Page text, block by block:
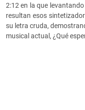
2:12 en la que
resultan esos
su letra cruda,
musical actual, ¿Qué